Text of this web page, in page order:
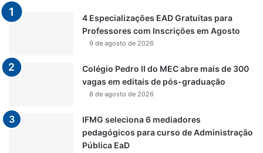
4 Especializações EAD Gratuitas para
Professores com Inscrições em Agosto
9 de agosto de 2026
Colégio Pedro II do MEC abre mais de 300
vagas em editais de pós-graduação
8 de agosto de 2026
IFMG seleciona 6 mediadores
pedagógicos para curso de Administração
Pública EaD